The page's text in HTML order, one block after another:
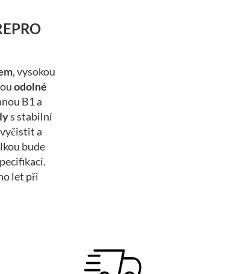
, vysokou
odolné
B1 a
s stabilní
a
bude
let při